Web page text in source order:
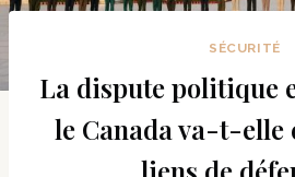
SÉCURITÉ
La dispute politique
le Canada va-t-elle